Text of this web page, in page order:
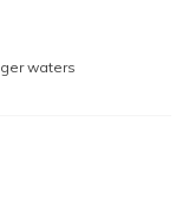
waters